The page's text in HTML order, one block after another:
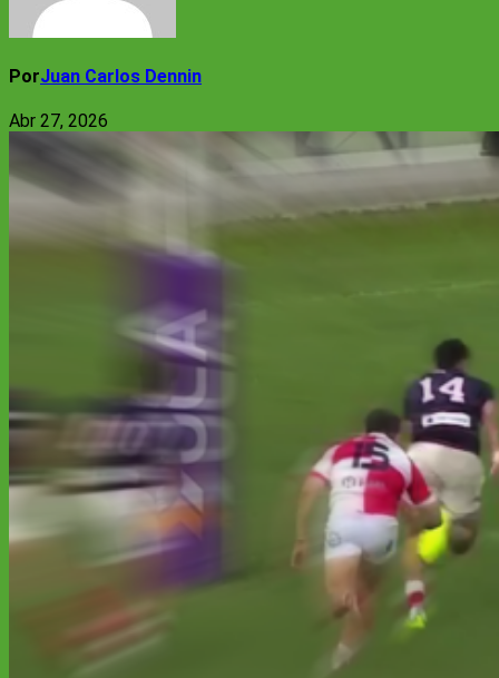
PorJuan Carlos Dennin
Abr 27, 2026